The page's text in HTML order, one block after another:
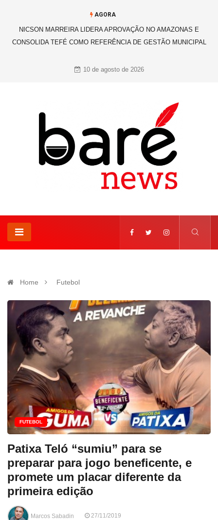
AGORA
MOTO HONDA RECONHECE VV REFEIÇÕES EM CELEBRAÇÃO
HISTÓRICA DOS 50 ANOS NO POLO INDUSTRIAL DE MANAUS
10 de agosto de 2026
Home Futebol
FUTEBOL
Patixa Teló “sumiu” para se
preparar para jogo beneficente, e
promete um placar diferente da
primeira edição
Marcos Sabadin 27/11/2019